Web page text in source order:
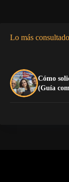
Lo más
Cómo
(Guía